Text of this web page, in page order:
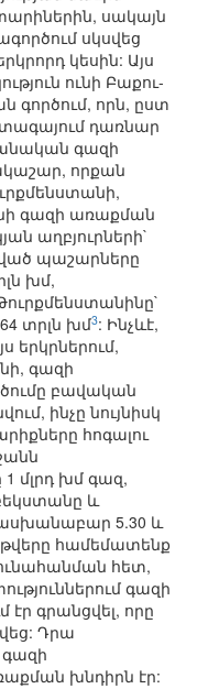
սակայն
սկսվեց
կեսին: Այս
ունի Բաքու-
գործում, որն, ըստ
դառնար
գազի
որքան
գազի առաքման
աղբյուրների`
պաշարները
խմ,
տրլն խմ3: Ինչևէ,
երկրներում,
գազի
բավական
ինչը նույնիսկ
հոգալու
մլրդ խմ գազ,
և
5.30 և
թվերը համեմատենք
հետ,
գազի
էր գրանցվել, որը
Դրա
խնդիրն էր: